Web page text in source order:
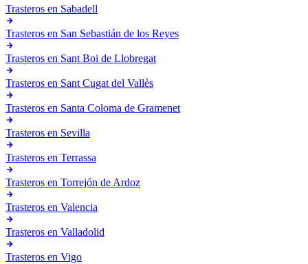
Trasteros en Sabadell
Trasteros en San Sebastián de los Reyes
Trasteros en Sant Boi de Llobregat
Trasteros en Sant Cugat del Vallès
Trasteros en Santa Coloma de Gramenet
Trasteros en Sevilla
Trasteros en Terrassa
Trasteros en Torrejón de Ardoz
Trasteros en Valencia
Trasteros en Valladolid
Trasteros en Vigo